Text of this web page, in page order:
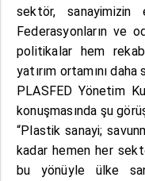
sektör, sanayimizin
Federasyonların ve
politikalar hem
yatırım ortamını
PLASFED Yönetim
konuşmasında şu
“Plastik sanayi;
kadar hemen her
bu yönüyle ülke